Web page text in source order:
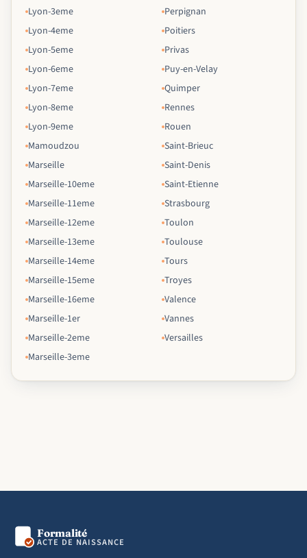
Lyon-3eme
Lyon-4eme
Lyon-5eme
Lyon-6eme
Lyon-7eme
Lyon-8eme
Lyon-9eme
Mamoudzou
Marseille
Marseille-10eme
Marseille-11eme
Marseille-12eme
Marseille-13eme
Marseille-14eme
Marseille-15eme
Marseille-16eme
Marseille-1er
Marseille-2eme
Marseille-3eme
Perpignan
Poitiers
Privas
Puy-en-Velay
Quimper
Rennes
Rouen
Saint-Brieuc
Saint-Denis
Saint-Etienne
Strasbourg
Toulon
Toulouse
Tours
Troyes
Valence
Vannes
Versailles
Formalité
ACTE DE NAISSANCE